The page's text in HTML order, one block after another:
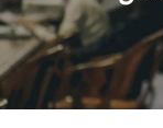
الشئون الأكاديمية
البحث العلمي